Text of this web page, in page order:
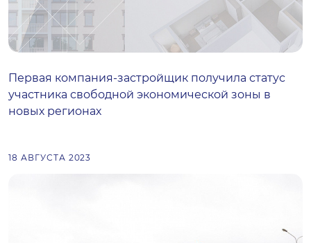
Первая компания-застройщик получила статус
участника свободной экономической зоны в
новых регионах
18 АВГУСТА 2023